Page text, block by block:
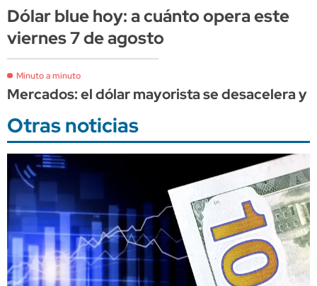
Dólar blue hoy: a cuánto opera este
viernes 7 de agosto
Minuto a minuto
Mercados: el dólar mayorista se desacelera y
Otras noticias